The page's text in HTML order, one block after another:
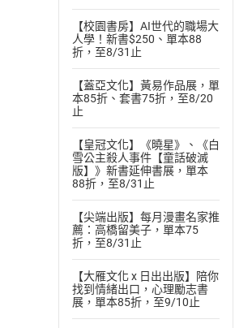
【校園書房】AI世代的職場大
人學！新書$250、單本88
折，至8/31止
【蓋亞文化】黃易作品展，單
本85折、套書75折，至8/20
止
【皇冠文化】《曉星》、《白
雪公主殺人事件【童話破滅
版】》新書延伸書展，單本
88折，至8/31止
【尖端出版】每月漫畫名家推
薦：高橋留美子，單本75
折，至8/31止
【大雁文化 x 日出出版】陪你
找到情緒出口，心理勵志書
展，單本85折，至9/10止